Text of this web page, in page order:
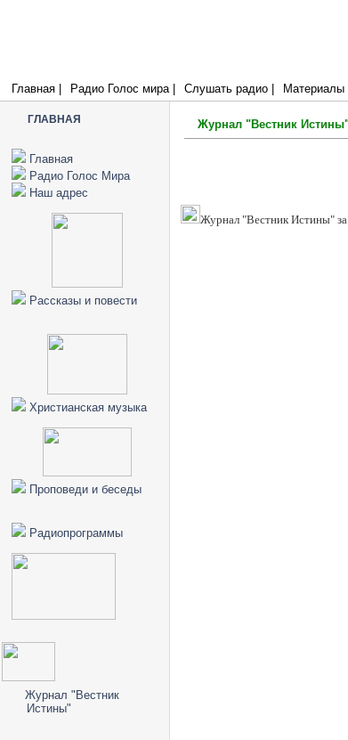
Главная | Радио Голос мира | Слушать радио |
ГЛАВНАЯ
Главная
Радио Голос Мира
Наш адрес
Рассказы и повести
Христианская музыка
Проповеди и беседы
Радиопрограммы
Журнал "Вестник
Истины"
Журнал "Вестник Истины"
Журнал "Вестник Истины"